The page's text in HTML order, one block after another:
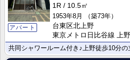
アパート
1R
10.5㎡
1953年8月
（築73年）
台東区北上野
東京メトロ日比谷線 上
共同シャワールーム付き♪上野徒歩10分の